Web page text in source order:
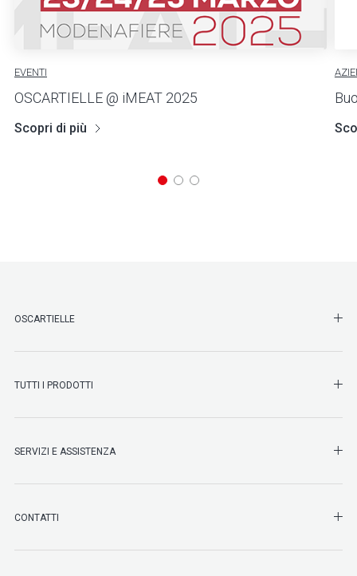
EVENTI
OSCARTIELLE @ iMEAT 2025
Scopri di più
OSCARTIELLE
TUTTI I PRODOTTI
SERVIZI E ASSISTENZA
CONTATTI